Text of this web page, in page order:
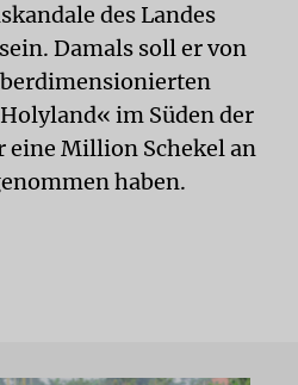
des Landes
Damals soll er von
im Süden der
eine Million Schekel an
haben.